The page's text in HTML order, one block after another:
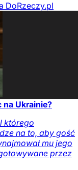
DoRzeczy.pl
na Ukrainie?
którego
na to, aby gość
mu jego
przez